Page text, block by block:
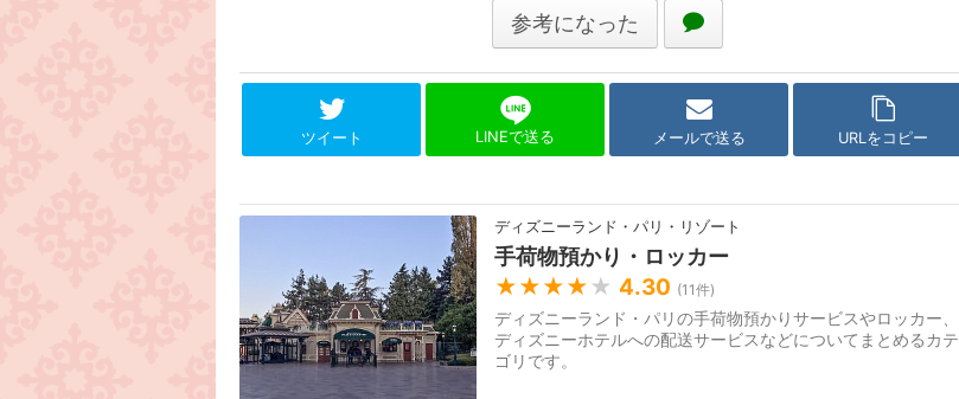
参考になった
ツイート LINEで送る メールで送る URLをコピー
ディズニーランド・パリ・リゾート
手荷物預かり・ロッカー
★★★★ ★ 4.30 (11件)
ディズニーランド・パリの手荷物預かりサービスやロッカー、
ディズニーホテルへの配送サービスなどについてまとめるカテ
ゴリです。